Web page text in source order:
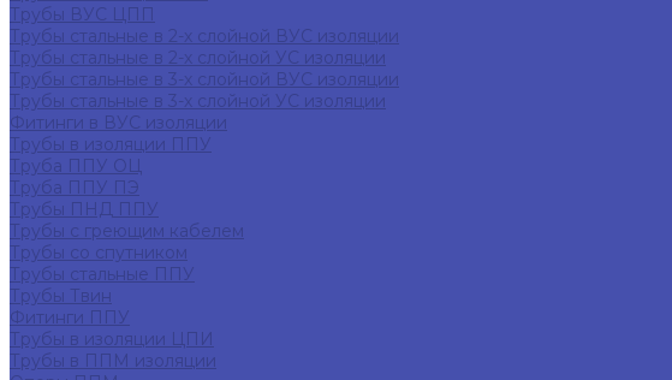
Трубы ВУС ЦПП
Трубы стальные в 2-х слойной ВУС изоляции
Трубы стальные в 2-х слойной УС изоляции
Трубы стальные в 3-х слойной ВУС изоляции
Трубы стальные в 3-х слойной УС изоляции
Фитинги в ВУС изоляции
Трубы в изоляции ППУ
Труба ППУ ОЦ
Труба ППУ ПЭ
Трубы ПНД ППУ
Трубы с греющим кабелем
Трубы со спутником
Трубы стальные ППУ
Трубы Твин
Фитинги ППУ
Трубы в изоляции ЦПИ
Трубы в ППМ изоляции